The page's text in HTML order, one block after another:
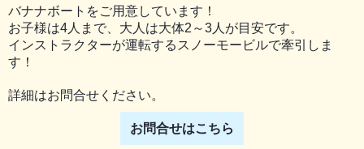
バナナボートをご用意しています！
お子様は4人まで、大人は大体2～3人が目安です。
インストラクターが運転するスノーモービルで牽引しま
す！
詳細はお問合せください。
お問合せはこちら